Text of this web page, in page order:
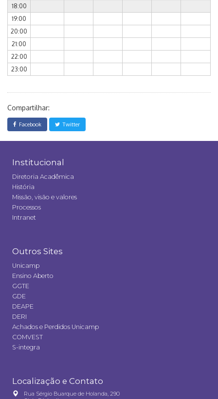
18:00
19:00
20:00
21:00
22:00
23:00
Compartilhar:
Facebook Twitter
Institucional
Diretoria Acadêmica
História
Missão, visão e valores
Processos
Intranet
Outros Sites
Unicamp
Ensino Aberto
GGTE
GDE
DEAPE
DERI
Achados e Perdidos Unicamp
COMVEST
S-integra
Localização e Contato
Rua Sérgio Buarque de Holanda, 290